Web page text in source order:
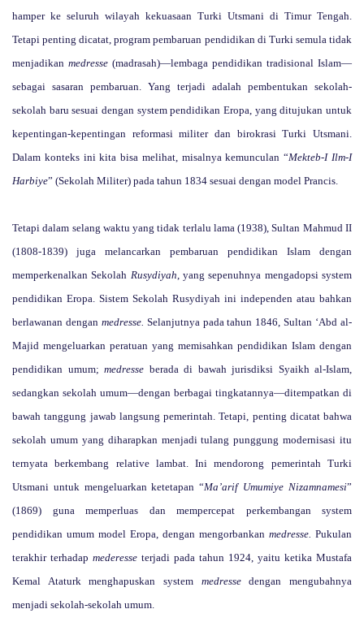
hamper ke seluruh wilayah kekuasaan Turki Utsmani di Timur Tengah.
Tetapi penting dicatat, program pembaruan pendidikan di Turki semula tidak
menjadikan medresse (madrasah)—lembaga pendidikan tradisional Islam—
sebagai sasaran pembaruan. Yang terjadi adalah pembentukan sekolah-
sekolah baru sesuai dengan system pendidikan Eropa, yang ditujukan untuk
kepentingan-kepentingan reformasi militer dan birokrasi Turki Utsmani.
Dalam konteks ini kita bisa melihat, misalnya kemunculan “Mekteb-I Ilm-I
Harbiye” (Sekolah Militer) pada tahun 1834 sesuai dengan model Prancis.
Tetapi dalam selang waktu yang tidak terlalu lama (1938), Sultan Mahmud II
(1808-1839) juga melancarkan pembaruan pendidikan Islam dengan
memperkenalkan Sekolah Rusydiyah, yang sepenuhnya mengadopsi system
pendidikan Eropa. Sistem Sekolah Rusydiyah ini independen atau bahkan
berlawanan dengan medresse. Selanjutnya pada tahun 1846, Sultan ‘Abd al-
Majid mengeluarkan peratuan yang memisahkan pendidikan Islam dengan
pendidikan umum; medresse berada di bawah jurisdiksi Syaikh al-Islam,
sedangkan sekolah umum—dengan berbagai tingkatannya—ditempatkan di
bawah tanggung jawab langsung pemerintah. Tetapi, penting dicatat bahwa
sekolah umum yang diharapkan menjadi tulang punggung modernisasi itu
ternyata berkembang relative lambat. Ini mendorong pemerintah Turki
Utsmani untuk mengeluarkan ketetapan “Ma’arif Umumiye Nizamnamesi”
(1869) guna memperluas dan mempercepat perkembangan system
pendidikan umum model Eropa, dengan mengorbankan medresse. Pukulan
terakhir terhadap mederesse terjadi pada tahun 1924, yaitu ketika Mustafa
Kemal Ataturk menghapuskan system medressedengan mengubahnya
menjadi sekolah-sekolah umum.